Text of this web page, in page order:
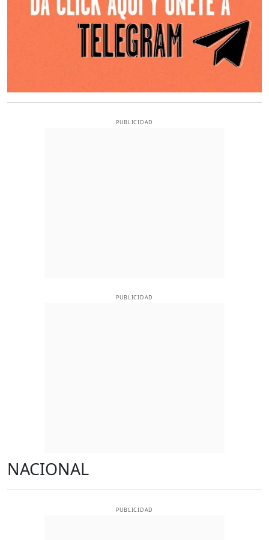
PUBLICIDAD
PUBLICIDAD
NACIONAL
PUBLICIDAD